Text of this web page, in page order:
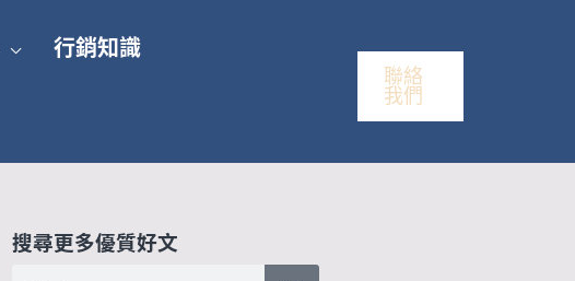
行銷知識
聯絡
我們
搜尋更多優質好文